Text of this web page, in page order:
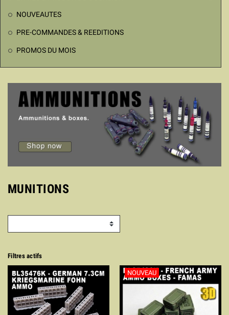
NOUVEAUTES
PRE-COMMANDES & REEDITIONS
PROMOS DU MOIS
MUNITIONS
Filtres actifs
NOUVEAU